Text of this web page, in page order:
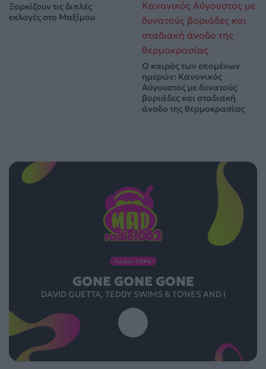
Ξορκίζουν τις διπλές
εκλογές στο Μαξίμου
Ο καιρός των επομένων
ημερών: Κανονικός
Αύγουστος με δυνατούς
βοριάδες και σταδιακή
άνοδο της θερμοκρασίας
ΠΑΙΖΕΙ ΤΩΡΑ
GONE GONE GONE
DAVID GUETTA, TEDDY SWIMS & TONES AND I